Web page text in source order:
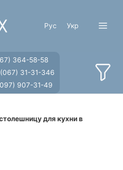
Рус Укр
364-58-58
(067) 31-31-346
907-31-49
для кухни в